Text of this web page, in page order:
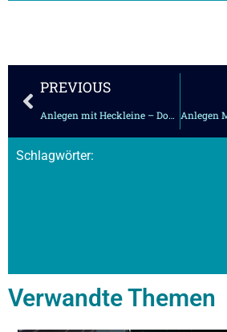
Zurück
PREVIOUS
Anlegen mit Heckleine – Doppelruder
Schlagwörter:
Verwandte Themen